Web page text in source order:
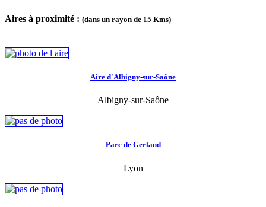
Aires à proximité : (dans un rayon de 15 Kms)
Aire d'Albigny-sur-Saône
Albigny-sur-Saône
Parc de Gerland
Lyon